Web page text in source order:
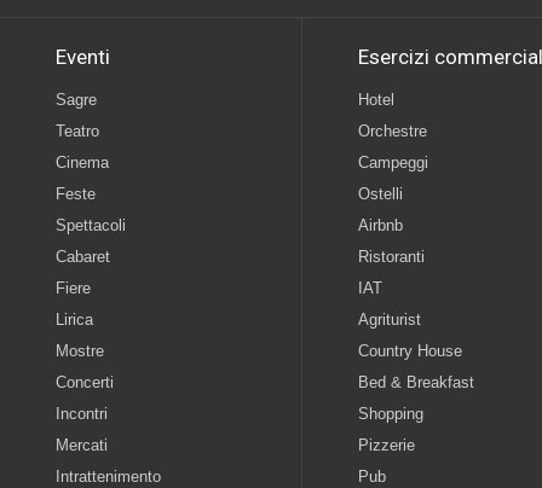
Eventi
Sagre
Teatro
Cinema
Feste
Spettacoli
Cabaret
Fiere
Lirica
Mostre
Concerti
Incontri
Mercati
Intrattenimento
Esercizi
Hotel
Orchestre
Campeggi
Ostelli
Airbnb
Ristoranti
IAT
Agriturist
Country House
Bed & Breakfast
Shopping
Pizzerie
Pub